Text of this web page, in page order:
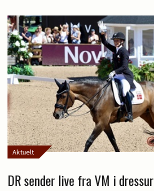
Aktuelt
DR sender live fra VM i dressur